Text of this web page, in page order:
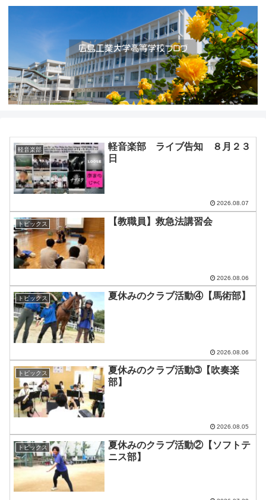
軽音楽部
軽音楽部 ライブ告知 ８月２３
日
2026.08.07
トピックス 【教職員】救急法講習会
2026.08.06
トピックス 夏休みのクラブ活動④【馬術部】
2026.08.06
トピックス
夏休みのクラブ活動➂【吹奏楽
部】
2026.08.05
トピックス
夏休みのクラブ活動②【ソフトテ
ニス部】